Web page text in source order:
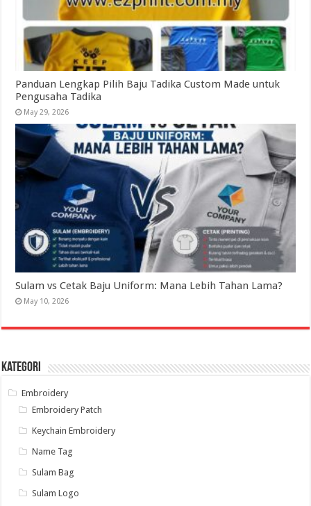
Panduan Lengkap Pilih Baju Tadika Custom Made untuk
Pengusaha Tadika
May 29, 2026
Sulam vs Cetak Baju Uniform: Mana Lebih Tahan Lama?
May 10, 2026
Kategori
Embroidery
Embroidery Patch
Keychain Embroidery
Name Tag
Sulam Bag
Sulam Logo